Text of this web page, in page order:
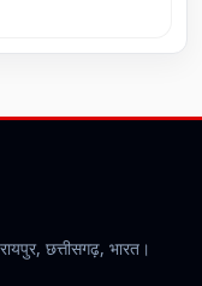
छत्तीसगढ़, भारत।